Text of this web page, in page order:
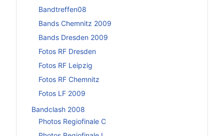
Bandtreffen08
Bands Chemnitz 2009
Bands Dresden 2009
Fotos RF Dresden
Fotos RF Leipzig
Fotos RF Chemnitz
Fotos LF 2009
Bandclash 2008
Photos Regiofinale C